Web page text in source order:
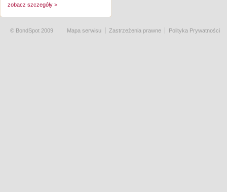
zobacz szczegóły >
© BondSpot 2009 Mapa serwisu Zastrzeżenia prawne Polityka Prywatności